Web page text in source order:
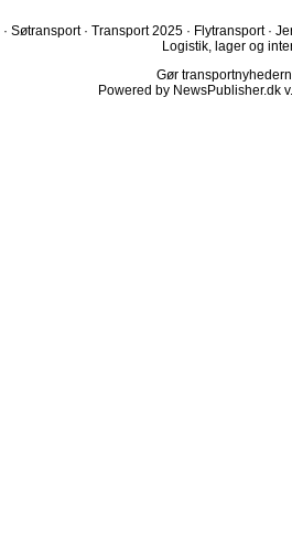
· Søtransport · Transport 2025 · Flytransport ·
Logistik, lager og
Gør
Powered by NewsPublisher.dk